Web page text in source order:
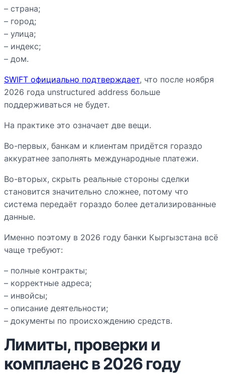
– страна;
– город;
– улица;
– индекс;
– дом.
SWIFT официально подтверждает, что после ноября
2026 года unstructured address больше
поддерживаться не будет.
На практике это означает две вещи.
Во-первых, банкам и клиентам придётся гораздо
аккуратнее заполнять международные платежи.
Во-вторых, скрыть реальные стороны сделки
становится значительно сложнее, потому что
система передаёт гораздо более детализированные
данные.
Именно поэтому в 2026 году банки Кыргызстана всё
чаще требуют:
– полные контракты;
– корректные адреса;
– инвойсы;
– описание деятельности;
– документы по происхождению средств.
Лимиты, проверки и
комплаенс в 2026 году